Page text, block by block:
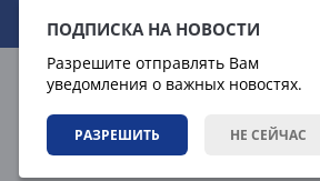
ПОДПИСКА НА НОВОСТИ
Разрешите отправлять Вам
уведомления о важных новостях.
РАЗРЕШИТЬ НЕ СЕЙЧАС
09.08.2026 14:50:32